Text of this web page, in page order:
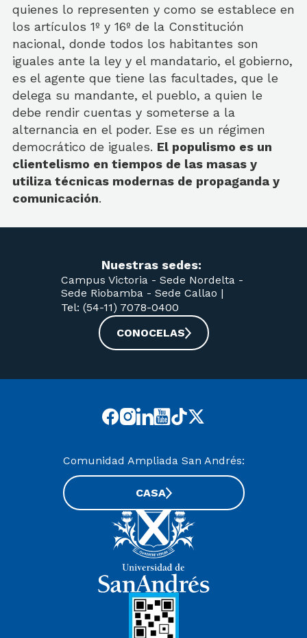
quienes lo representen y como se establece en
los artículos 1º y 16º de la Constitución
nacional, donde todos los habitantes son
iguales ante la ley y el mandatario, el gobierno,
es el agente que tiene las facultades, que le
delega su mandante, el pueblo, a quien le
debe rendir cuentas y someterse a la
alternancia en el poder. Ese es un régimen
democrático de iguales. El populismo es un
clientelismo en tiempos de las masas y
utiliza técnicas modernas de propaganda y
comunicación.
Nuestras sedes:
Campus Victoria - Sede Nordelta -
Sede Riobamba - Sede Callao |
Tel: (54-11) 7078-0400
CONOCELAS
Comunidad Ampliada San Andrés:
CASA